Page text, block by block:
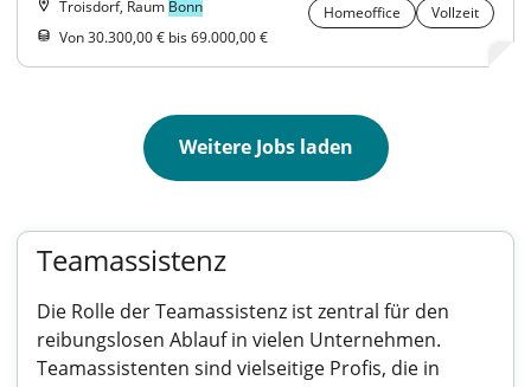
Troisdorf, Raum Bonn Homeoffice
Vollzeit
Von 30.300,00 € bis 69.000,00 €
Weitere Jobs laden
Teamassistenz
Die Rolle der Teamassistenz ist zentral für den
reibungslosen Ablauf in vielen Unternehmen.
Teamassistenten sind vielseitige Profis, die in